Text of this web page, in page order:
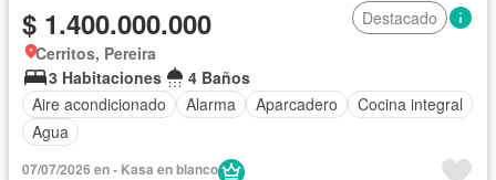
$ 1.400.000.000
Destacado
Cerritos, Pereira
3 Habitaciones
4 Baños
Aire acondicionado
Alarma Aparcadero
Cocina integral
Agua
07/07/2026 en - Kasa en blanco